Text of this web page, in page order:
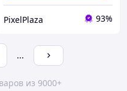
PixelPlaza 93%
...
из 9000+